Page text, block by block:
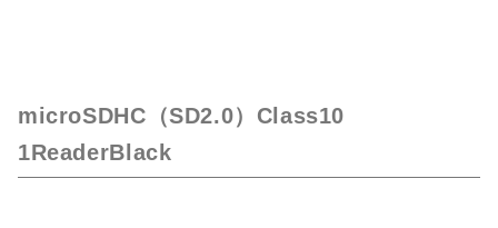
microSDHC（SD2.0）Class10
1ReaderBlack